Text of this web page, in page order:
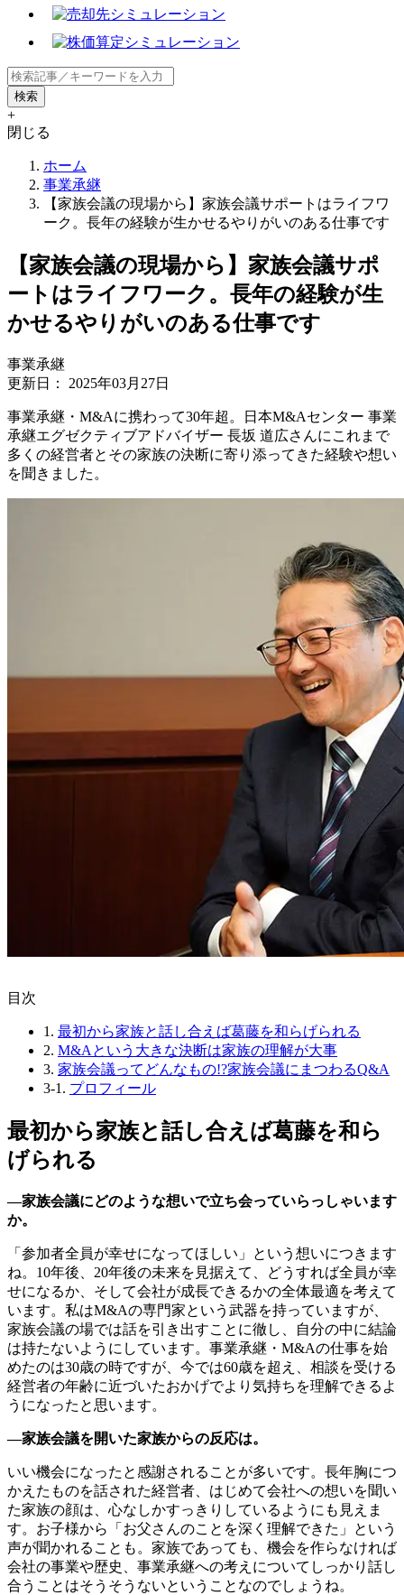
+
閉じる
ホーム
事業承継
【家族会議の現場から】家族会議サポートはライフワ
ーク。長年の経験が生かせるやりがいのある仕事です
【家族会議の現場から】家族会議サポ
ートはライフワーク。長年の経験が生
かせるやりがいのある仕事です
事業承継
更新日： 2025年03月27日
事業承継・M&Aに携わって30年超。日本M&Aセンター 事業
承継エグゼクティブアドバイザー 長坂 道広さんにこれまで
多くの経営者とその家族の決断に寄り添ってきた経験や想い
を聞きました。
⽬次
1. 最初から家族と話し合えば葛藤を和らげられる
2. M&Aという大きな決断は家族の理解が大事
3. 家族会議ってどんなもの!?家族会議にまつわるQ&A
3-1. プロフィール
最初から家族と話し合えば葛藤を和ら
げられる
―家族会議にどのような想いで立ち会っていらっしゃいます
か。
「参加者全員が幸せになってほしい」という想いにつきます
ね。10年後、20年後の未来を見据えて、どうすれば全員が幸
せになるか、そして会社が成長できるかの全体最適を考えて
います。私はM&Aの専門家という武器を持っていますが、
家族会議の場では話を引き出すことに徹し、自分の中に結論
は持たないようにしています。事業承継・M&Aの仕事を始
めたのは30歳の時ですが、今では60歳を超え、相談を受ける
経営者の年齢に近づいたおかげでより気持ちを理解できるよ
うになったと思います。
―家族会議を開いた家族からの反応は。
いい機会になったと感謝されることが多いです。長年胸につ
かえたものを話された経営者、はじめて会社への想いを聞い
た家族の顔は、心なしかすっきりしているようにも見えま
す。お子様から「お父さんのことを深く理解できた」という
声が聞かれることも。家族であっても、機会を作らなければ
会社の事業や歴史、事業承継への考えについてしっかり話し
合うことはそうそうないということなのでしょうね。